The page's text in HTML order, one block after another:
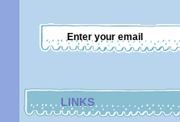
LINKS